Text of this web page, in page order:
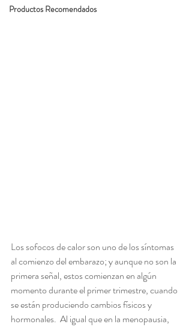
Productos Recomendados
Los sofocos de calor son uno de los síntomas
al comienzo del embarazo; y aunque no son la
primera señal, estos comienzan en algún
momento durante el primer trimestre, cuando
se están produciendo cambios físicos y
hormonales.  Al igual que en la menopausia,